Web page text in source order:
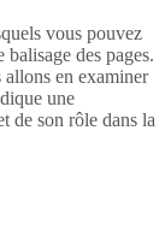
vous pouvez
des pages.
en examiner
une
de son rôle dans la